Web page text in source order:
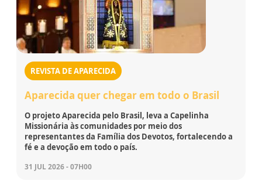
REVISTA DE APARECIDA
Aparecida quer chegar em todo o Brasil
O projeto Aparecida pelo Brasil, leva a Capelinha
Missionária às comunidades por meio dos
representantes da Família dos Devotos, fortalecendo a
fé e a devoção em todo o país.
31 JUL 2026 - 07H00